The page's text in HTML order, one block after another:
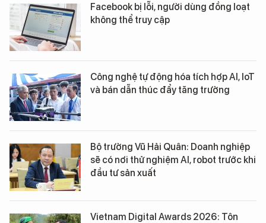
Facebook bị lỗi, người dùng đồng loạt
không thể truy cập
Công nghệ tự động hóa tích hợp AI, IoT
và bán dẫn thúc đẩy tăng trưởng
Bộ trưởng Vũ Hải Quân: Doanh nghiệp
sẽ có nơi thử nghiệm AI, robot trước khi
đầu tư sản xuất
Vietnam Digital Awards 2026: Tôn